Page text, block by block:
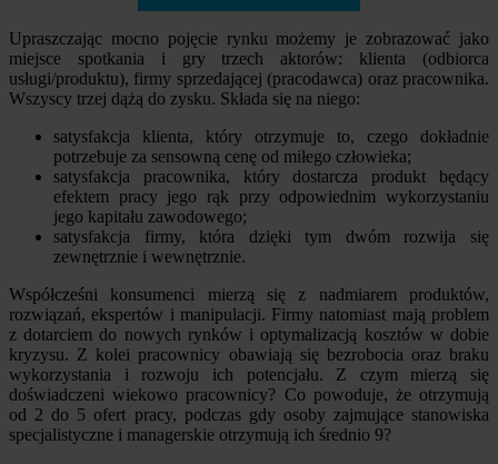
Upraszczając mocno pojęcie rynku możemy je zobrazować jako
miejsce spotkania i gry trzech aktorów: klienta (odbiorca
usługi/produktu), firmy sprzedającej (pracodawca) oraz pracownika.
Wszyscy trzej dążą do zysku. Składa się na niego:
satysfakcja klienta, który otrzymuje to, czego dokładnie
potrzebuje za sensowną cenę od miłego człowieka;
satysfakcja pracownika, który dostarcza produkt będący
efektem pracy jego rąk przy odpowiednim wykorzystaniu
jego kapitału zawodowego;
satysfakcja firmy, która dzięki tym dwóm rozwija się
zewnętrznie i wewnętrznie.
Współcześni konsumenci mierzą się z nadmiarem produktów,
rozwiązań, ekspertów i manipulacji. Firmy natomiast mają problem
z dotarciem do nowych rynków i optymalizacją kosztów w dobie
kryzysu. Z kolei pracownicy obawiają się bezrobocia oraz braku
wykorzystania i rozwoju ich potencjału. Z czym mierzą się
doświadczeni wiekowo pracownicy? Co powoduje, że otrzymują
od 2 do 5 ofert pracy, podczas gdy osoby zajmujące stanowiska
specjalistyczne i managerskie otrzymują ich średnio 9?